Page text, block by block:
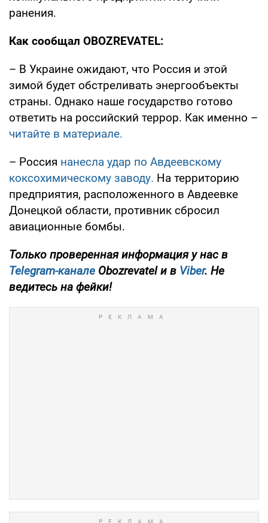
ранения.
Как сообщал OBOZREVATEL:
– В Украине ожидают, что Россия и этой
зимой будет обстреливать энергообъекты
страны. Однако наше государство готово
ответить на российский террор. Как именно –
читайте в материале.
– Россия нанесла удар по Авдеевскому
коксохимическому заводу. На территорию
предприятия, расположенного в Авдеевке
Донецкой области, противник сбросил
авиационные бомбы.
Только проверенная информация у нас в
Telegram-канале Obozrevatel и в Viber. Не
ведитесь на фейки!